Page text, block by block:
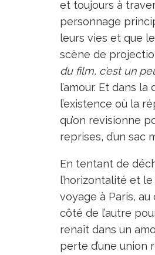
et toujours à
personnage
leurs vies et que
scène de
du film, c’est un
l’amour. Et dans
l’existence où la
qu’on revisionne
reprises, d’un sac
En tentant de
l’horizontalité et
voyage à Paris,
côté de l’autre
renaît dans un
perte d’une union